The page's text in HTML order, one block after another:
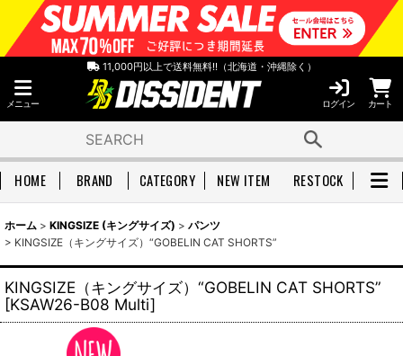
11,000円以上で送料無料!!（北海道・沖縄除く）
メニュー ログイン カート
HOME BRAND CATEGORY NEW ITEM RESTOCK
ホーム > KINGSIZE (キングサイズ) > パンツ
> KINGSIZE（キングサイズ）“GOBELIN CAT SHORTS”
KINGSIZE（キングサイズ）“GOBELIN CAT SHORTS”
[KSAW26-B08 Multi]